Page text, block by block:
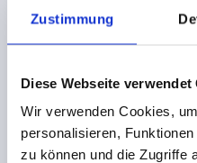
Zustimmung
Diese Webseite verwendet
Wir verwenden Cookies,
personalisieren,
zu können und die Zugriffe
B3=10
Référence:K1345.16392323
37,52 CHF
hors TVA
hors frais d’envoi